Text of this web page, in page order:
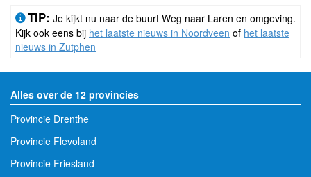
TIP: Je kijkt nu naar de buurt Weg naar Laren en omgeving.
Kijk ook eens bij het laatste nieuws in Noordveen of het laatste
nieuws in Zutphen
Alles over de 12 provincies
Provincie Drenthe
Provincie Flevoland
Provincie Friesland